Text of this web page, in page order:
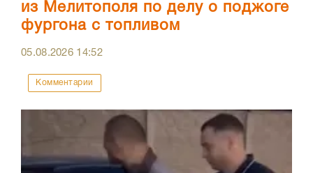
из Мелитополя по делу о поджоге
фургона с топливом
05.08.2026 14:52
Комментарии